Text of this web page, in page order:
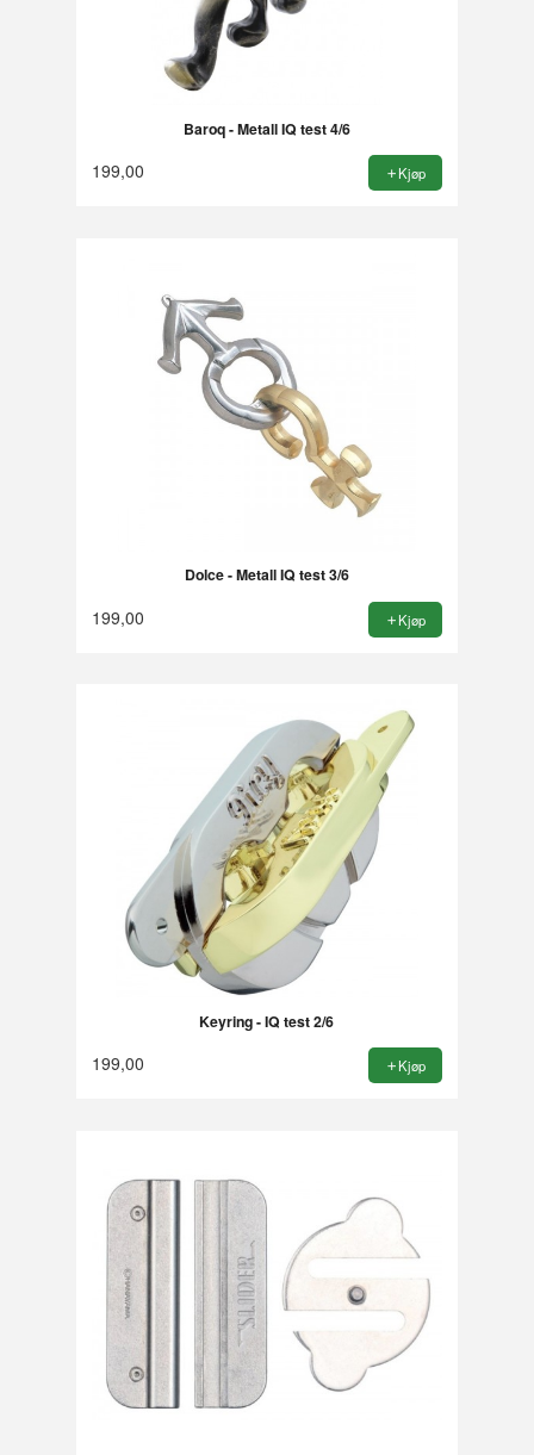
Baroq - Metall IQ test 4/6
199,00 Kjøp
Dolce - Metall IQ test 3/6
199,00 Kjøp
Keyring - IQ test 2/6
199,00 Kjøp